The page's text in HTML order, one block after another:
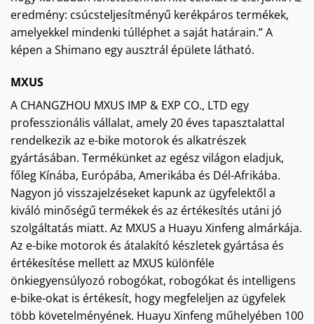
eredmény: csúcsteljesítményű kerékpáros termékek,
amelyekkel mindenki túlléphet a saját határain.” A
képen a Shimano egy ausztrál épülete látható.
MXUS
A CHANGZHOU MXUS IMP & EXP CO., LTD egy
professzionális vállalat, amely 20 éves tapasztalattal
rendelkezik az e-bike motorok és alkatrészek
gyártásában. Termékünket az egész világon eladjuk,
főleg Kínába, Európába, Amerikába és Dél-Afrikába.
Nagyon jó visszajelzéseket kapunk az ügyfelektől a
kiváló minőségű termékek és az értékesítés utáni jó
szolgáltatás miatt. Az MXUS a Huayu Xinfeng almárkája.
Az e-bike motorok és átalakító készletek gyártása és
értékesítése mellett az MXUS különféle
önkiegyensúlyozó robogókat, robogókat és intelligens
e-bike-okat is értékesít, hogy megfeleljen az ügyfelek
több követelményének. Huayu Xinfeng műhelyében 100